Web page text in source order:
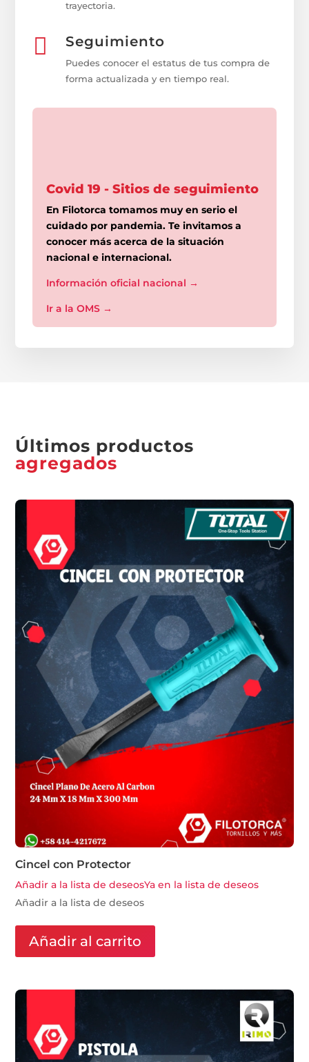
trayectoria.
 Seguimiento
Puedes conocer el estatus de tus compra de
forma actualizada y en tiempo real.
Covid 19 - Sitios de seguimiento
En Filotorca tomamos muy en serio el
cuidado por pandemia. Te invitamos a
conocer más acerca de la situación
nacional e internacional.
Información oficial nacional →
Ir a la OMS →
Últimos productos
agregados
Cincel con Protector
Añadir a la lista de deseosYa en la lista de deseos
Añadir a la lista de deseos
Añadir al carrito